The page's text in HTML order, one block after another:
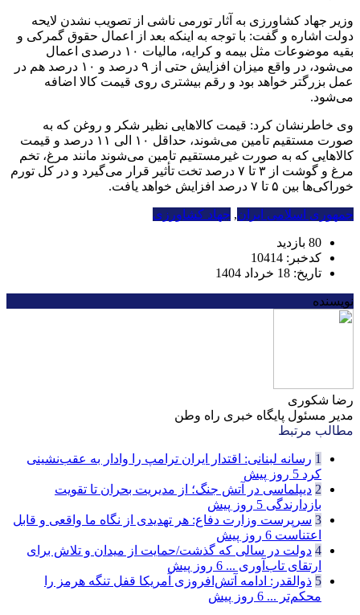
وزیر جهاد کشاورزی به آثار تورمی ناشی از تصویب نشدن لایحه
دولت اشاره و گفت: با توجه به اینکه بعد از اعمال حقوق گمرکی و
بقیه موضوعات مثل بیمه و کرایه، مالیات ۱۰ درصدی اعمال
می‌شود، در واقع میزان افزایش حتی از ۹ درصد و ۱۰ درصد هم در
عمل بزرگتر خواهد بود و رقم بیشتری روی قیمت کالا اضافه
می‌شود.
وی خاطرنشان کرد: قیمت کالاهایی نظیر شکر و روغن که به
صورت مستقیم تامین می‌شوند، حداقل ۱۰ الی ۱۱ درصد و قیمت
کالاهایی که به صورت غیرمستقیم تامین می‌شوند مانند مرغ، تخم
مرغ و گوشت از ۳ تا ۷ درصد تخت تأثیر قرار می‌گیرد و در کل تورم
خوراکی‌ها بین ۵ تا ۷ درصد افزایش خواهد یافت.
جمهوری اسلامی ایران, جهاد کشاورزی
80 بازدید
کدخبر: 10414
تاریخ: 18 خرداد 1404
نویسنده
رضا شکوری
مدیر مسئول پایگاه خبری راه وطن
مطالب مرتبط
1 رسانه لبنانی: اقتدار ایران ترامپ را وادار به عقب‌نشینی
کرد 5 روز پیش
2 دیپلماسی در آتش جنگ؛ از مدیریت بحران تا تقویت
بازدارندگی 5 روز پیش
3 سرپرست وزارت دفاع: هر تهدیدی از نگاه ما واقعی و قابل
اعتناست 6 روز پیش
4 دولت در سالی که گذشت/حمایت از میدان و تلاش برای
ارتقای تاب‌آوری ... 6 روز پیش
5 ذوالقدر: ادامه آتش‌افروزی آمریکا قفل تنگه هرمز را
محکم‌تر ... 6 روز پیش